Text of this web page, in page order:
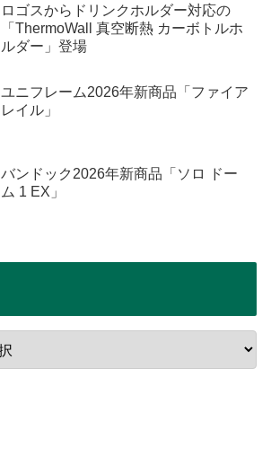
ロゴスからドリンクホルダー対応の
「ThermoWall 真空断熱 カーボトルホ
ルダー」登場
ユニフレーム2026年新商品「ファイア
レイル」
バンドック2026年新商品「ソロ ドー
ム 1 EX」